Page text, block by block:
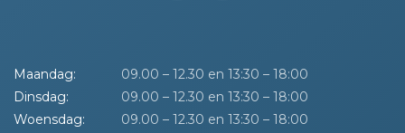
Maandag:
09.00 – 12.30 en 13:30 – 18:00
Dinsdag:
09.00 – 12.30 en 13:30 – 18:00
Woensdag:
09.00 – 12.30 en 13:30 – 18:00